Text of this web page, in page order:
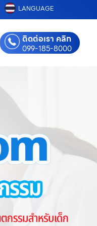
LANGUAGE
ติดต่อเรา คลิก
099-185-8000